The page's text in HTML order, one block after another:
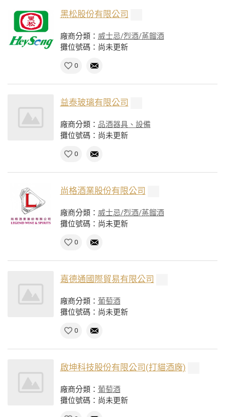
黑松股份有限公司
廠商分類： 威士忌/烈酒/蒸餾酒
攤位號碼：尚未更新
0
益泰玻璃有限公司
廠商分類： 品酒器具、設備
攤位號碼：尚未更新
0
尚格酒業股份有限公司
廠商分類： 威士忌/烈酒/蒸餾酒
攤位號碼：尚未更新
0
嘉德通國際貿易有限公司
廠商分類： 葡萄酒
攤位號碼：尚未更新
0
啟坤科技股份有限公司(打貓酒廠)
廠商分類： 葡萄酒
攤位號碼：尚未更新